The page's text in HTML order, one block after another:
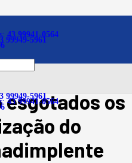
43 99941-0564
99949-5961
99949-5961
43 99941-0564
inscrito na
por
os
do